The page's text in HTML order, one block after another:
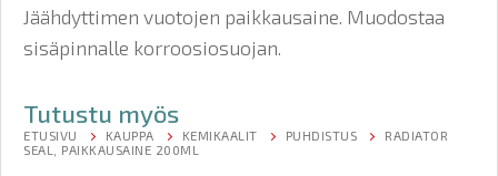
Jäähdyttimen vuotojen paikkausaine. Muodostaa
sisäpinnalle korroosiosuojan.
Tutustu myös
ETUSIVU KAUPPA KEMIKAALIT PUHDISTUS
RADIATOR
SEAL, PAIKKAUSAINE 200ML